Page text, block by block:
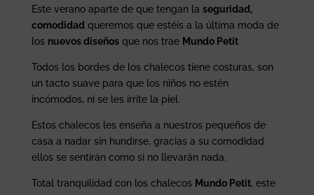
Este verano aparte de que tengan la seguridad,
comodidadqueremos que estéis a la última moda de
los nuevos diseñosque nos trae Mundo Petit
Todos los bordes de los chalecos tiene costuras, son
un tacto suave para que los niños no estén
incómodos, ni se les irrite la piel.
Estos chalecos les enseña a nuestros pequeños de
casa a nadar sin hundirse, gracias a su comodidad
ellos se sentirán como si no llevarán nada.
Total tranquilidad con los chalecos Mundo Petit, este